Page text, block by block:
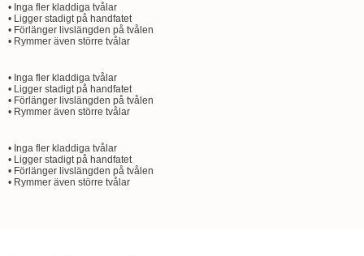
• Inga fler kladdiga tvålar
• Ligger stadigt på handfatet
• Förlänger livslängden på tvålen
• Rymmer även större tvålar
• Inga fler kladdiga tvålar
• Ligger stadigt på handfatet
• Förlänger livslängden på tvålen
• Rymmer även större tvålar
• Inga fler kladdiga tvålar
• Ligger stadigt på handfatet
• Förlänger livslängden på tvålen
• Rymmer även större tvålar